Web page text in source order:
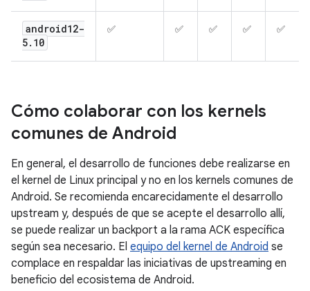
android12-
5. 10
✅ ✅ ✅ ✅ ✅
Cómo colaborar con los kernels
comunes de Android
En general, el desarrollo de funciones debe realizarse en
el kernel de Linux principal y no en los kernels comunes de
Android. Se recomienda encarecidamente el desarrollo
upstream y, después de que se acepte el desarrollo allí,
se puede realizar un backport a la rama ACK específica
según sea necesario. El equipo del kernel de Android se
complace en respaldar las iniciativas de upstreaming en
beneficio del ecosistema de Android.